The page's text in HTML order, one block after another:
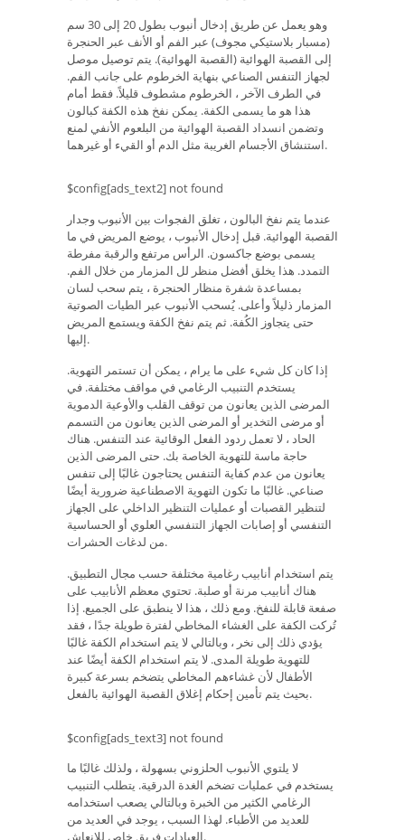
وهو يعمل عن طريق إدخال أنبوب بطول 20 إلى 30 سم
(مسبار بلاستيكي مجوف) عبر الفم أو الأنف عبر الحنجرة
إلى القصبة الهوائية (القصبة الهوائية). يتم توصيل موصل
لجهاز التنفس الصناعي بنهاية الخرطوم على جانب الفم.
في الطرف الآخر ، الخرطوم مشطوف قليلاً. فقط أمام
هذا هو ما يسمى الكفة. يمكن نفخ هذه الكفة كبالون
وتضمن انسداد القصبة الهوائية من البلعوم الأنفي لمنع
استنشاق الأجسام الغريبة مثل الدم أو القيء أو غيرهما.
$config[ads_text2] not found
عندما يتم نفخ البالون ، تغلق الفجوات بين الأنبوب وجدار
القصبة الهوائية. قبل إدخال الأنبوب ، يوضع المريض في ما
يسمى بوضع جاكسون. الرأس مرتفع والرقبة مفرطة
التمدد. هذا يخلق أفضل منظر لل المزمار من خلال الفم.
بمساعدة شفرة منظار الحنجرة ، يتم سحب لسان
المزمار ذليلاً وأعلى. يُسحب الأنبوب عبر الطيات الصوتية
حتى يتجاوز الكُفة. ثم يتم نفخ الكفة ويستمع المريض
إليها.
إذا كان كل شيء على ما يرام ، يمكن أن تستمر التهوية.
يستخدم التنبيب الرغامي في مواقف مختلفة. في
المرضى الذين يعانون من توقف القلب والأوعية الدموية
أو مرضى التخدير أو المرضى الذين يعانون من التسمم
الحاد ، لا تعمل ردود الفعل الوقائية عند التنفس. هناك
حاجة ماسة للتهوية الخاصة بك. حتى المرضى الذين
يعانون من عدم كفاية التنفس يحتاجون غالبًا إلى تنفس
صناعي. غالبًا ما تكون التهوية الاصطناعية ضرورية أيضًا
لتنظير القصبات أو عمليات التنظير الداخلي على الجهاز
التنفسي أو إصابات الجهاز التنفسي العلوي أو الحساسية
من لدغات الحشرات.
يتم استخدام أنابيب رغامية مختلفة حسب مجال التطبيق.
هناك أنابيب مرنة أو صلبة. تحتوي معظم الأنابيب على
صفعة قابلة للنفخ. ومع ذلك ، هذا لا ينطبق على الجميع. إذا
تُركت الكفة على الغشاء المخاطي لفترة طويلة جدًا ، فقد
يؤدي ذلك إلى نخر ، وبالتالي لا يتم استخدام الكفة غالبًا
للتهوية طويلة المدى. لا يتم استخدام الكفة أيضًا عند
الأطفال لأن غشاءهم المخاطي يتضخم بسرعة كبيرة
بحيث يتم تأمين إحكام إغلاق القصبة الهوائية بالفعل.
$config[ads_text3] not found
لا يلتوي الأنبوب الحلزوني بسهولة ، ولذلك غالبًا ما
يستخدم في عمليات تضخم الغدة الدرقية. يتطلب التنبيب
الرغامي الكثير من الخبرة وبالتالي يصعب استخدامه
للعديد من الأطباء. لهذا السبب ، يوجد في العديد من
العيادات فريق خاص للإنعاش.